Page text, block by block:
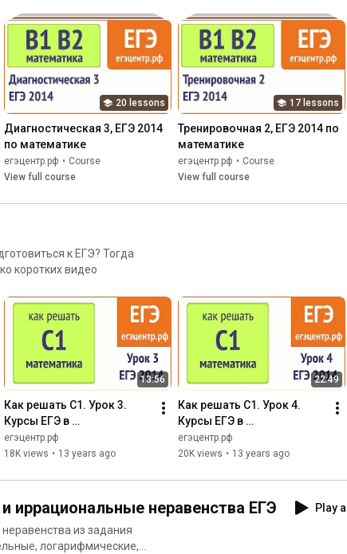
20 lessons
Диагностическая 3, ЕГЭ 2014
по математике
егэцентр.рф • Course
View full course
17 lessons
Тренировочная 2, ЕГЭ 2014 по
математике
егэцентр.рф • Course
View full course
к ЕГЭ? Тогда
коротких видео
13:56
Как решать С1. Урок 3.
Курсы ЕГЭ в
Новосибирске.
Простейшие
уравнения.
егэцентр.рф
18K views • 13 years ago
22:49
Как решать С1. Урок 4.
Курсы ЕГЭ в
Новосибирске.
Простейшие
уравнения
егэцентр.рф
20K views • 13 years ago
иррациональные неравенства ЕГЭ
Play all
из задания
логарифмические,